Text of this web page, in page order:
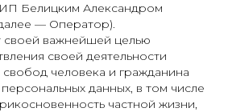
Белицким Александром
— Оператор).
своей важнейшей целью
своей деятельности
человека и гражданина
данных, в том числе
частной жизни,